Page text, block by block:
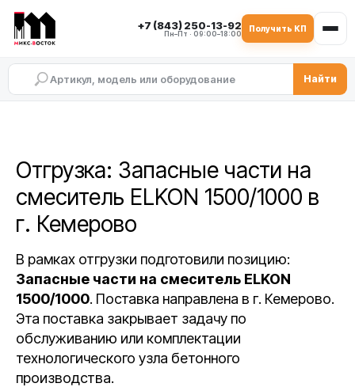
+7 (843) 250-13-92
Пн–Пт · 09:00–18:00
Получить КП
Найти
Отгрузка: Запасные части на
смеситель ELKON 1500/1000 в
г. Кемерово
В рамках отгрузки подготовили позицию:
Запасные части на смеситель ELKON
1500/1000. Поставка направлена в г. Кемерово.
Эта поставка закрывает задачу по
обслуживанию или комплектации
технологического узла бетонного
производства.